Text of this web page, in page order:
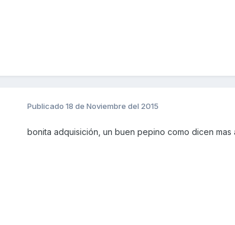
Publicado 18 de Noviembre del 2015
bonita adquisición, un buen pepino como dicen